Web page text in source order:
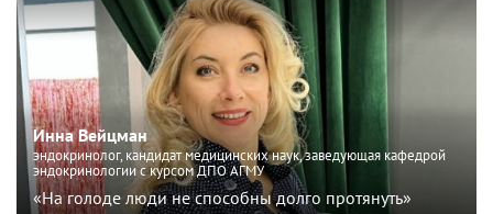
Инна Вейцман
эндокринолог, кандидат медицинских наук, заведующая кафедрой
эндокринологии с курсом ДПО АГМУ
«На голоде люди не способны долго протянуть»